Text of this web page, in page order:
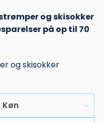
og skisokker
på op til 70
og skisokker
Køn